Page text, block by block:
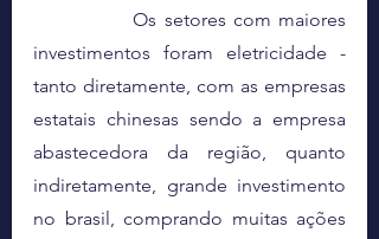
		Os setores com maiores
investimentos foram eletricidade -
tanto diretamente, com as empresas
estatais chinesas sendo a empresa
abastecedora da região, quanto
indiretamente, grande investimento
no brasil, comprando muitas ações